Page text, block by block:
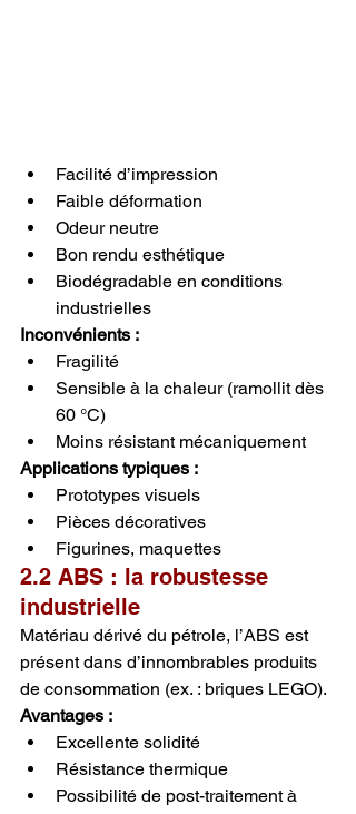
Facilité d’impression
Faible déformation
Odeur neutre
Bon rendu esthétique
Biodégradable en conditions
industrielles
Inconvénients :
Fragilité
Sensible à la chaleur (ramollit dès
60 °C)
Moins résistant mécaniquement
Applications typiques :
Prototypes visuels
Pièces décoratives
Figurines, maquettes
2.2 ABS : la robustesse
industrielle
Matériau dérivé du pétrole, l’ABS est
présent dans d’innombrables produits
de consommation (ex. : briques LEGO).
Avantages :
Excellente solidité
Résistance thermique
Possibilité de post-traitement à